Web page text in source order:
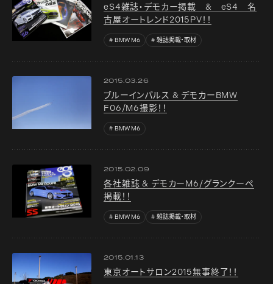
eS4雑誌・デモカー掲載 & eS4 名
古屋オートレンド2015PV！！
BMW M6 雑誌掲載・取材
2015.03.26
ブルーインパルス & デモカーBMW
F06/M6撮影！！
BMW M6
2015.02.09
各社雑誌 & デモカーM6/グランクーペ
掲載！！
BMW M6 雑誌掲載・取材
2015.01.13
東京オートサロン2015無事終了！！